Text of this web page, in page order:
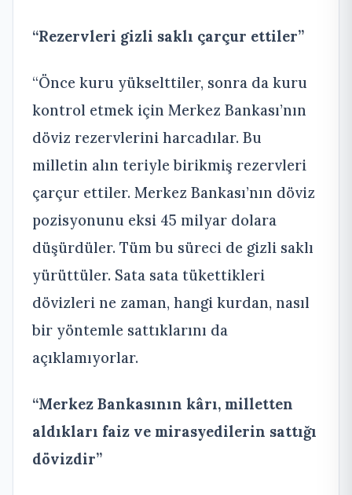
“Rezervleri gizli saklı çarçur ettiler”
“Önce kuru yükselttiler, sonra da kuru
kontrol etmek için Merkez Bankası’nın
döviz rezervlerini harcadılar. Bu
milletin alın teriyle birikmiş rezervleri
çarçur ettiler. Merkez Bankası’nın döviz
pozisyonunu eksi 45 milyar dolara
düşürdüler. Tüm bu süreci de gizli saklı
yürüttüler. Sata sata tükettikleri
dövizleri ne zaman, hangi kurdan, nasıl
bir yöntemle sattıklarını da
açıklamıyorlar.
“Merkez Bankasının kârı, milletten
aldıkları faiz ve mirasyedilerin sattığı
dövizdir”